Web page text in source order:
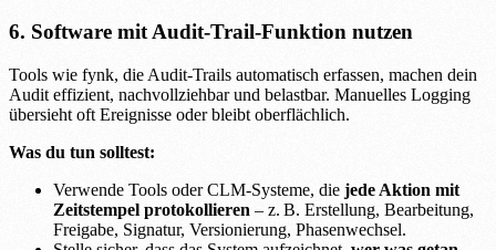
6. Software mit Audit-Trail-Funktion nutzen
Tools wie fynk, die Audit-Trails automatisch erfassen, machen dein
Audit effizient, nachvollziehbar und belastbar. Manuelles Logging
übersieht oft Ereignisse oder bleibt oberflächlich.
Was du tun solltest:
Verwende Tools oder CLM-Systeme, die jede Aktion mit
Zeitstempel protokollieren – z. B. Erstellung, Bearbeitung,
Freigabe, Signatur, Versionierung, Phasenwechsel.